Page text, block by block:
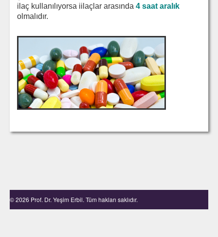
ilaç kullanılıyorsa iilaçlar arasında 4 saat aralık
olmalıdır.
© 2026 Prof. Dr. Yeşim Erbil. Tüm hakları saklıdır.